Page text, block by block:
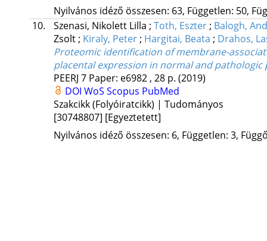
Nyilvános idéző összesen: 63, Független: 50,
10.
Szenasi, Nikolett Lilla ; Toth, Eszter ; Balogh,
Zsolt ; Kiraly, Peter ; Hargitai, Beata ; Drahos,
Proteomic identification of membrane-
placental expression in normal and pathologic
PEERJ 7 Paper: e6982 , 28 p. (2019)
DOI WoS Scopus PubMed
Szakcikk (Folyóiratcikk) | Tudományos
[30748807] [Egyeztetett]
Nyilvános idéző összesen: 6, Független: 3,